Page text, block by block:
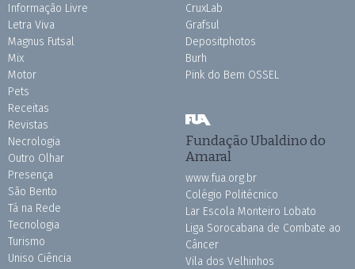
Informação Livre
Letra Viva
Magnus Futsal
Mix
Motor
Pets
Receitas
Revistas
Necrologia
Outro Olhar
Presença
São Bento
Tá na Rede
Tecnologia
Turismo
Uniso Ciência
CruxLab
Grafsul
Depositphotos
Burh
Pink do Bem OSSEL
Fundação Ubaldino do
Amaral
www.fua.org.br
Colégio Politécnico
Lar Escola Monteiro Lobato
Liga Sorocabana de Combate ao
Câncer
Vila dos Velhinhos